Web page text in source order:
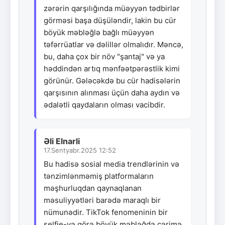
zərərin qarşılığında müəyyən tədbirlər
görməsi başa düşüləndir, lakin bu cür
böyük məbləğlə bağlı müəyyən
təfərrüatlar və dəlillər olmalıdır. Məncə,
bu, daha çox bir növ "şantaj" və ya
həddindən artıq mənfəətpərəstlik kimi
görünür. Gələcəkdə bu cür hadisələrin
qarşısının alınması üçün daha aydın və
ədalətli qaydaların olması vacibdir.
Əli Elnarli
17.Sentyabr.2025 12:52
Bu hadisə sosial media trendlərinin və
tənzimlənməmiş platformaların
məşhurluqdan qaynaqlanan
məsuliyyətləri barədə maraqlı bir
nümunədir. TikTok fenomeninin bir